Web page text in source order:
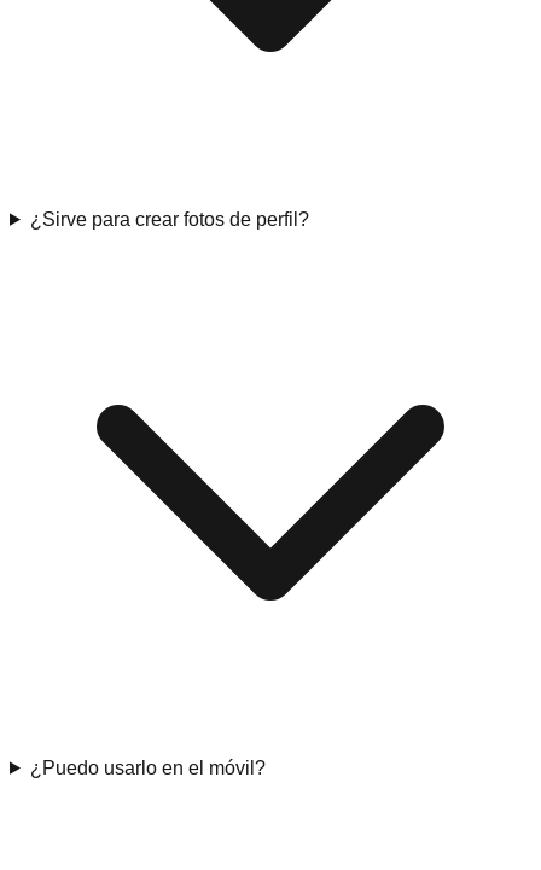
¿Sirve para crear fotos de perfil?
¿Puedo usarlo en el móvil?